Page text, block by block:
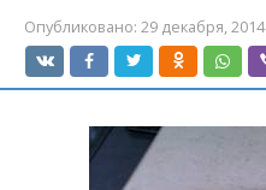
Опубликовано: 29 декабря, 2014